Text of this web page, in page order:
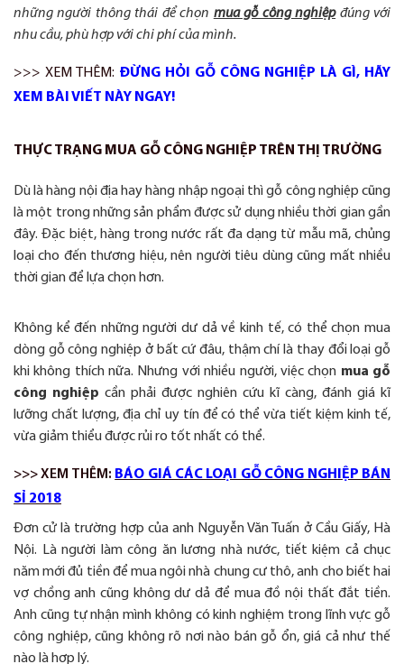
những người thông thái để chọn mua gỗ công nghiệpđúng với
nhu cầu, phù hợp với chi phí của mình.
>>> XEM THÊM: ĐỪNG HỎI GỖ CÔNG NGHIỆP LÀ GÌ, HÃY
XEM BÀI VIẾT NÀY NGAY!
THỰC TRẠNG MUA GỖ CÔNG NGHIỆP TRÊN THỊ TRƯỜNG
Dù là hàng nội địa hay hàng nhập ngoại thì gỗ công nghiệp cũng
là một trong những sản phẩm được sử dụng nhiều thời gian gần
đây. Đặc biệt, hàng trong nước rất đa dạng từ mẫu mã, chủng
loại cho đến thương hiệu, nên người tiêu dùng cũng mất nhiều
thời gian để lựa chọn hơn.
Không kể đến những người dư dả về kinh tế, có thể chọn mua
dòng gỗ công nghiệp ở bất cứ đâu, thậm chí là thay đổi loại gỗ
khi không thích nữa. Nhưng với nhiều người, việc chọn mua gỗ
công nghiệp cần phải được nghiên cứu kĩ càng, đánh giá kĩ
lưỡng chất lượng, địa chỉ uy tín để có thể vừa tiết kiệm kinh tế,
vừa giảm thiểu được rủi ro tốt nhất có thể.
>>> XEM THÊM: BÁO GIÁ CÁC LOẠI GỖ CÔNG NGHIỆP BÁN
SỈ 2018
Đơn cử là trường hợp của anh Nguyễn Văn Tuấn ở Cầu Giấy, Hà
Nội. Là người làm công ăn lương nhà nước, tiết kiệm cả chục
năm mới đủ tiền để mua ngôi nhà chung cư thô, anh cho biết hai
vợ chồng anh cũng không dư dả để mua đồ nội thất đắt tiền.
Anh cũng tự nhận mình không có kinh nghiệm trong lĩnh vực gỗ
công nghiệp, cũng không rõ nơi nào bán gỗ ổn, giá cả như thế
nào là hợp lý.